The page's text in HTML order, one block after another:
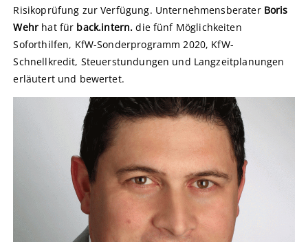
Risikoprüfung zur Verfügung. Unternehmensberater Boris
Wehr hat für back.intern. die fünf Möglichkeiten
Soforthilfen, KfW-Sonderprogramm 2020, KfW-
Schnellkredit, Steuerstundungen und Langzeitplanungen
erläutert und bewertet.